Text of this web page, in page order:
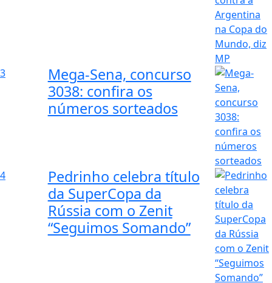
3
Mega-Sena, concurso
3038: confira os
números sorteados
4
Pedrinho celebra título
da SuperCopa da
Rússia com o Zenit
“Seguimos Somando”